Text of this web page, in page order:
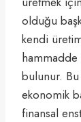
olduğu
kendi
hammadde
bulunur. Bu
ekonomik
finansal